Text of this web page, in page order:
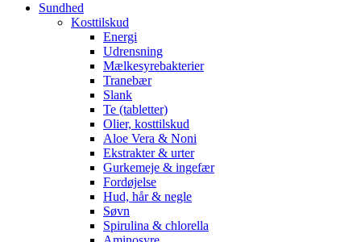
Sundhed
Kosttilskud
Energi
Udrensning
Mælkesyrebakterier
Tranebær
Slank
Te (tabletter)
Olier, kosttilskud
Aloe Vera & Noni
Ekstrakter & urter
Gurkemeje & ingefær
Fordøjelse
Hud, hår & negle
Søvn
Spirulina & chlorella